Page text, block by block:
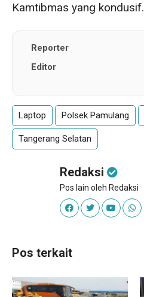
Kamtibmas yang kondusif.
Reporter
Editor
Laptop Polsek Pamulang
Tangerang Selatan
Redaksi
Pos lain oleh Redaksi
Pos terkait